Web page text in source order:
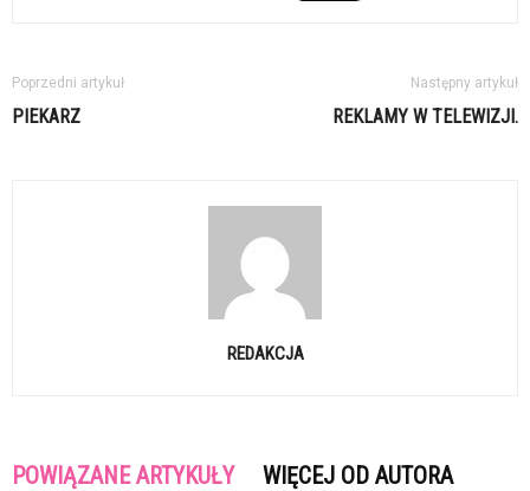
Poprzedni artykuł
PIEKARZ
Następny artykuł
REKLAMY W TELEWIZJI.
REDAKCJA
POWIĄZANE ARTYKUŁY WIĘCEJ OD AUTORA